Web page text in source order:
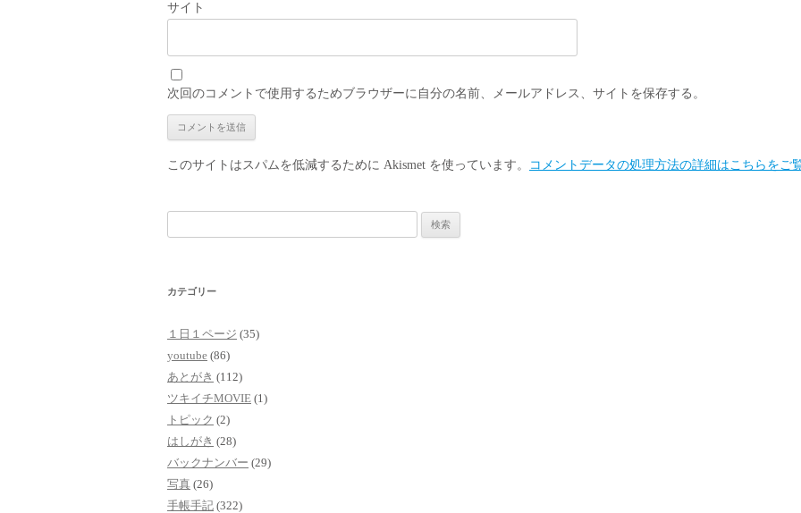
サイト
次回のコメントで使用するためブラウザーに自分の名前、メールアドレス、サイトを保存する。
このサイトはスパムを低減するために Akismet を使っています。 コメントデータの処理方法の詳細はこちらをご
索:
カテゴリー
１日１ページ (35)
youtube (86)
あとがき (112)
ツキイチMOVIE (1)
トピック (2)
はしがき (28)
バックナンバー (29)
写真 (26)
手帳手記 (322)